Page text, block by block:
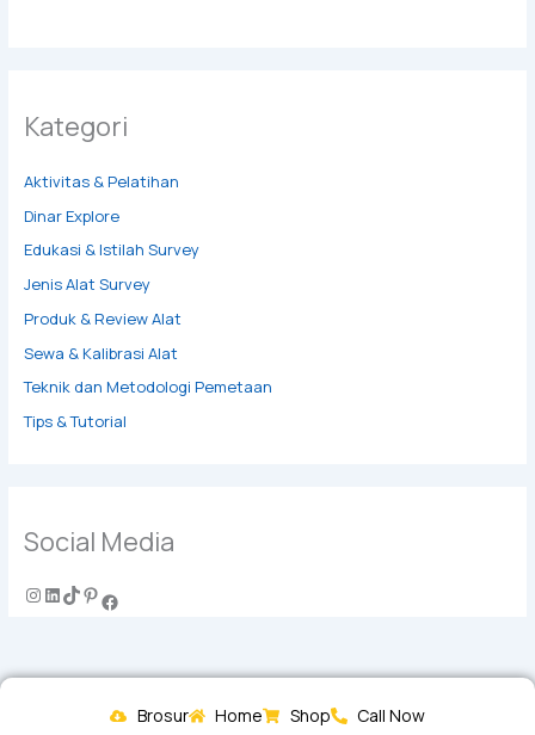
Kategori
Aktivitas & Pelatihan
Dinar Explore
Edukasi & Istilah Survey
Jenis Alat Survey
Produk & Review Alat
Sewa & Kalibrasi Alat
Teknik dan Metodologi Pemetaan
Tips & Tutorial
Social Media
Brosur Home Shop Call Now